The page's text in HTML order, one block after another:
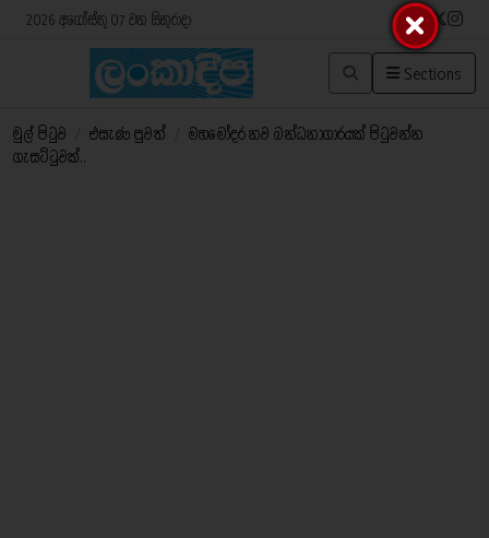
2026 අගෝස්තු 07 වන සිකුරාදා
Sections
මුල් පිටුව එසැණ පුවත්
මහමෝදර නව බන්ධනාගාරයක් පිටුවන්න
ගැසට්ටුවක්..